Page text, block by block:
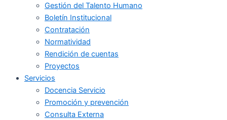
Gestión del Talento Humano
Boletín Institucional
Contratación
Normatividad
Rendición de cuentas
Proyectos
Servicios
Docencia Servicio
Promoción y prevención
Consulta Externa